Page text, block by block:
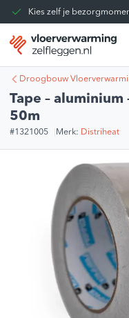
Kies zelf je
Tot 30 dagen terug te
Gratis verzending vanaf
Droogbouw
Tape –
50m
#1321005 Merk: Distriheat